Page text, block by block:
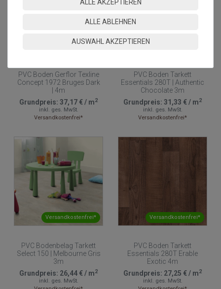
Versandkostenfrei*
PVC Boden Gerflor Texline
Concept 1972 Bruges Dark
| 4m
Grundpreis: 37,17 €/ m2
inkl. ges. MwSt.
Versandkostenfrei*
PVC Boden Tarkett
Essentials 280T | Authentic
Chocolate 3m
Grundpreis: 31,33 €/ m2
inkl. ges. MwSt.
Versandkostenfrei*
Versandkostenfrei*
PVC Bodenbelag Tarkett
Select 150 | Melbourne Gris
3m
Grundpreis: 26,44 €/ m2
inkl. ges. MwSt.
Versandkostenfrei*
PVC Boden Tarkett
Essentials 280T Erable
Exotic 4m
Grundpreis: 27,25 €/ m2
inkl. ges. MwSt.
ALLE AKZEPTIEREN
ALLE ABLEHNEN
AUSWAHL AKZEPTIEREN